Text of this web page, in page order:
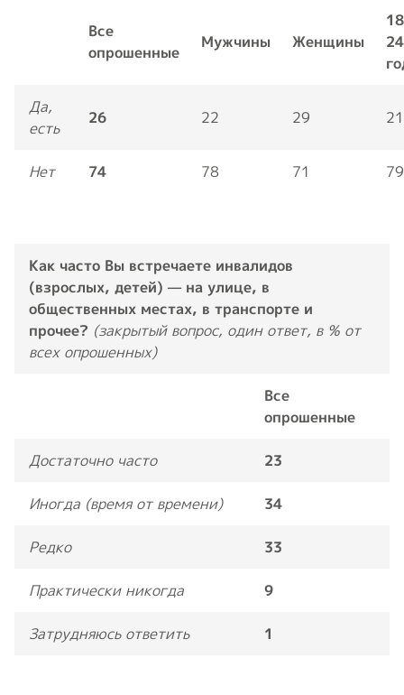
Все
опрошенные
Мужчины Женщины
24
Да,
есть
26 22 29 21
Нет 74 78 71 79
Как часто Вы встречаете инвалидов
(взрослых, детей) — на улице, в
общественных местах, в транспорте и
прочее? (закрытый вопрос, один ответ, в % от
всех опрошенных)
Все
опрошенные
Достаточно часто 23
Иногда (время от времени) 34
Редко 33
Практически никогда 9
Затрудняюсь ответить 1